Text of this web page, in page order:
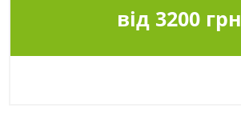
від 3200 грн